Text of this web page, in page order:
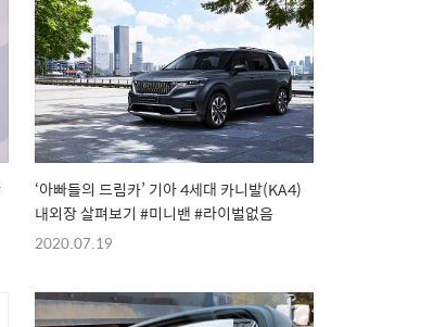
‘아빠들의 드림카’ 기아 4세대 카니발(KA4)
내외장 살펴보기 #미니밴 #라이벌없음
2020.07.19